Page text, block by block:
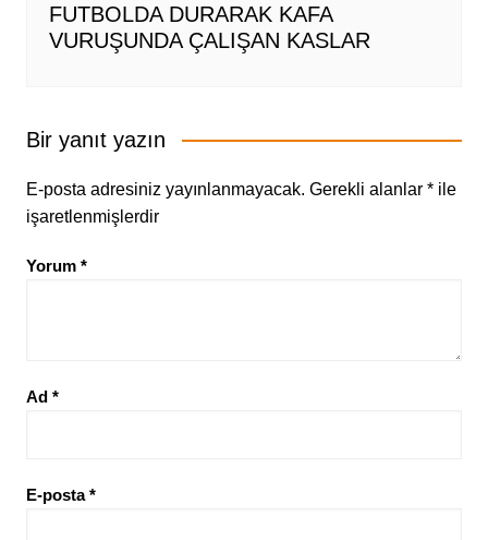
FUTBOLDA DURARAK KAFA
VURUŞUNDA ÇALIŞAN KASLAR
Bir yanıt yazın
E-posta adresiniz yayınlanmayacak. Gerekli alanlar *ile
işaretlenmişlerdir
Yorum *
Ad *
E-posta*